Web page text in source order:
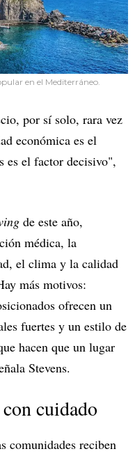
en el Mediterráneo.
por sí solo, rara vez
económica es el
es el factor decisivo",
de este año,
médica, la
el clima y la calidad
más motivos:
ofrecen un
fuertes y un estilo de
hacen que un lugar
Stevens.
cuidado
comunidades reciben